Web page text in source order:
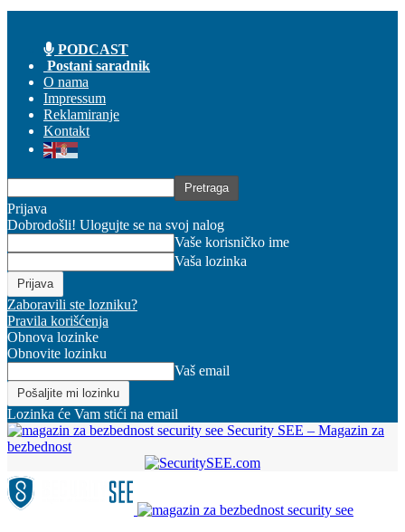
PODCAST
Postani saradnik
O nama
Impressum
Reklamiranje
Kontakt
Prijava
Dobrodošli! Ulogujte se na svoj nalog
Vaše korisničko ime
Vaša lozinka
Zaboravili ste lozniku?
Pravila korišćenja
Obnova lozinke
Obnovite lozinku
Vaš email
Lozinka će Vam stići na email
Security SEE – Magazin za
bezbednost